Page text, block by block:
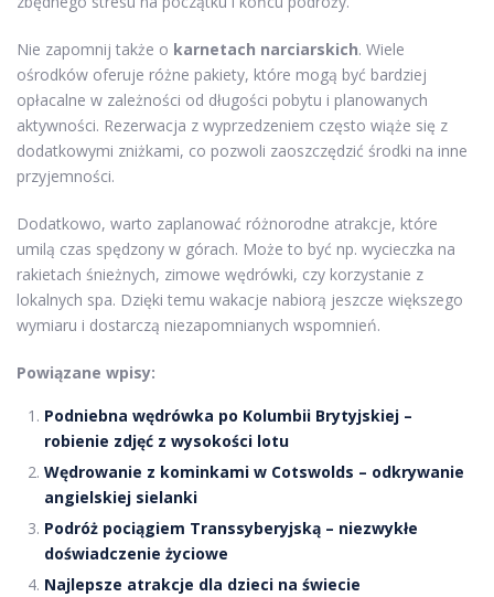
Nie zapomnij także o karnetach narciarskich. Wiele
ośrodków oferuje różne pakiety, które mogą być bardziej
opłacalne w zależności od długości pobytu i planowanych
aktywności. Rezerwacja z wyprzedzeniem często wiąże się z
dodatkowymi zniżkami, co pozwoli zaoszczędzić środki na inne
przyjemności.
Dodatkowo, warto zaplanować różnorodne atrakcje, które
umilą czas spędzony w górach. Może to być np. wycieczka na
rakietach śnieżnych, zimowe wędrówki, czy korzystanie z
lokalnych spa. Dzięki temu wakacje nabiorą jeszcze większego
wymiaru i dostarczą niezapomnianych wspomnień.
Powiązane wpisy:
Podniebna wędrówka po Kolumbii Brytyjskiej –
robienie zdjęć z wysokości lotu
Wędrowanie z kominkami w Cotswolds – odkrywanie
angielskiej sielanki
Podróż pociągiem Transsyberyjską – niezwykłe
doświadczenie życiowe
Najlepsze atrakcje dla dzieci na świecie